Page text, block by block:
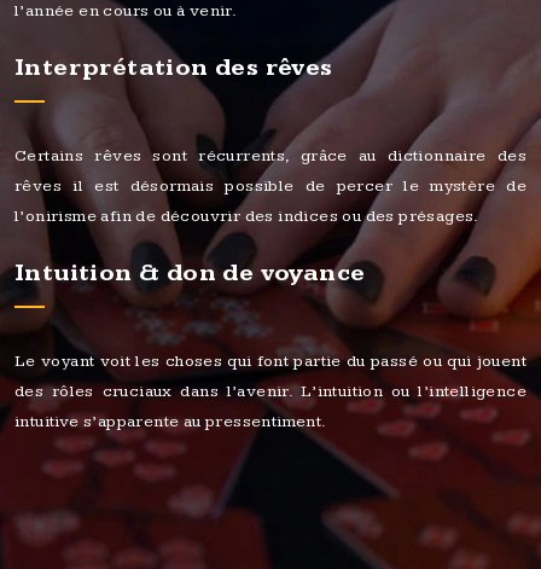
l’année en cours ou à venir.
Interprétation des rêves
Certains rêves sont récurrents, grâce au dictionnaire des
rêves il est désormais possible de percer le mystère de
l’onirisme afin de découvrir des indices ou des présages.
Intuition & don de voyance
Le voyant voit les choses qui font partie du passé ou qui jouent
des rôles cruciaux dans l’avenir. L’intuition ou l’intelligence
intuitive s’apparente au pressentiment.